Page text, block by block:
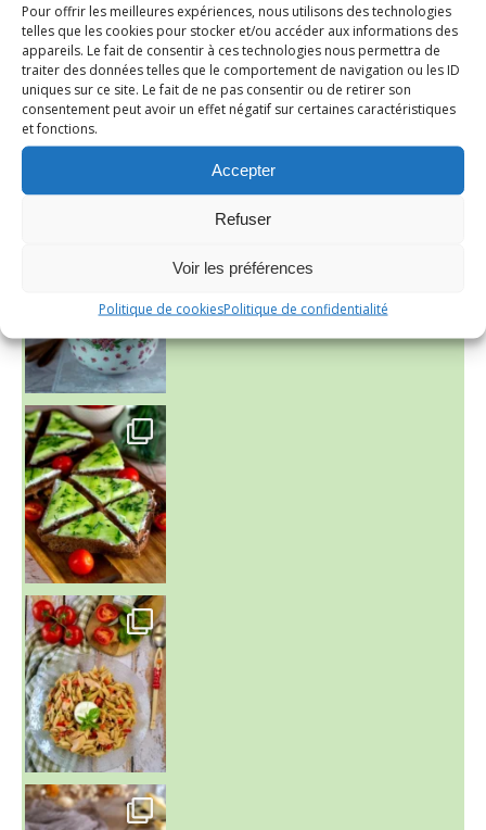
Pour offrir les meilleures expériences, nous utilisons des technologies
telles que les cookies pour stocker et/ou accéder aux informations des
appareils. Le fait de consentir à ces technologies nous permettra de
traiter des données telles que le comportement de navigation ou les ID
uniques sur ce site. Le fait de ne pas consentir ou de retirer son
consentement peut avoir un effet négatif sur certaines caractéristiques
et fonctions.
Accepter
Refuser
Voir les préférences
Politique de cookiesPolitique de confidentialité
~ SALADE DE PÂTES AUX DEUX TOMATES THON ET BURRA
~ FINANCIERS MYRTILLES ET CITRON ~
Aujourd'hu